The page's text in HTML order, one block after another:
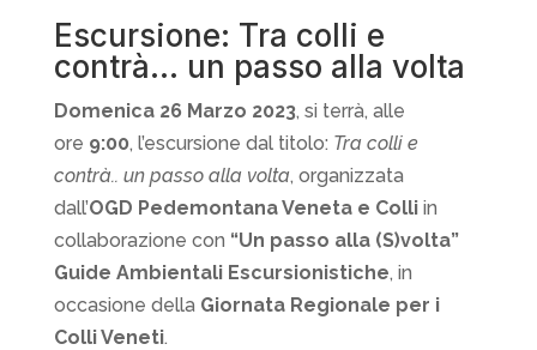
Escursione: Tra colli e
contrà… un passo alla volta
Domenica 26 Marzo 2023, si terrà, alle
ore 9:00, l’escursione dal titolo: Tra colli e
contrà.. un passo alla volta, organizzata
dall’OGD Pedemontana Veneta e Colliin
collaborazione con “Un passo alla (S)volta”
Guide Ambientali Escursionistiche, in
occasione dellaGiornata Regionale per i
Colli Veneti.